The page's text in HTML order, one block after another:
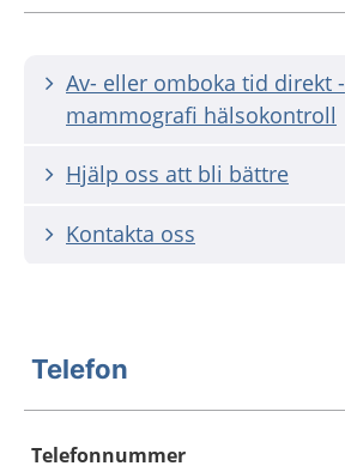
Av- eller omboka tid direkt -
mammografi hälsokontroll
Hjälp oss att bli bättre
Kontakta oss
Telefon
Telefonnummer